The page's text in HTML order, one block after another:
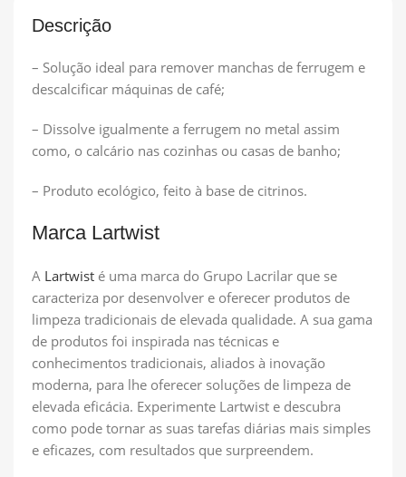
Descrição
– Solução ideal para remover manchas de ferrugem e
descalcificar máquinas de café;
– Dissolve igualmente a ferrugem no metal assim
como, o calcário nas cozinhas ou casas de banho;
– Produto ecológico, feito à base de citrinos.
Marca Lartwist
A Lartwist é uma marca do Grupo Lacrilar que se
caracteriza por desenvolver e oferecer produtos de
limpeza tradicionais de elevada qualidade. A sua gama
de produtos foi inspirada nas técnicas e
conhecimentos tradicionais, aliados à inovação
moderna, para lhe oferecer soluções de limpeza de
elevada eficácia. Experimente Lartwist e descubra
como pode tornar as suas tarefas diárias mais simples
e eficazes, com resultados que surpreendem.